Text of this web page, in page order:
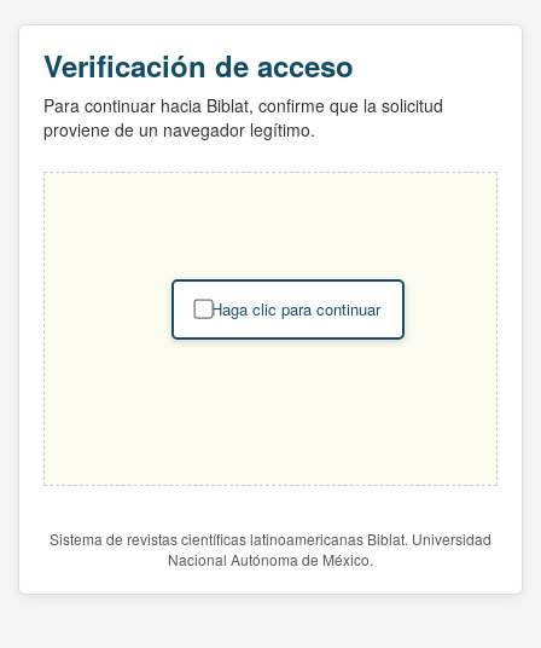
Verificación de acceso
Para continuar hacia Biblat, confirme que la solicitud
proviene de un navegador legítimo.
Haga clic para continuar
Sistema de revistas científicas latinoamericanas Biblat. Universidad
Nacional Autónoma de México.